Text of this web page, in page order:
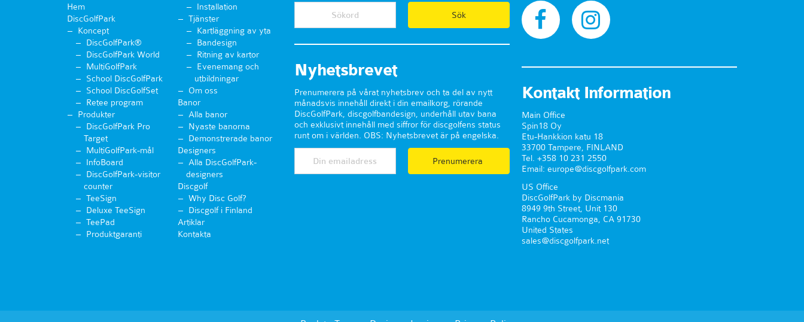
Hem
DiscGolfPark
Koncept
DiscGolfPark®
DiscGolfPark World
MultiGolfPark
School DiscGolfPark
School DiscGolfSet
Retee program
Produkter
DiscGolfPark Pro
Target
MultiGolfPark-mål
InfoBoard
DiscGolfPark-visitor
counter
TeeSign
Deluxe TeeSign
TeePad
Produktgaranti
Installation
Tjänster
Kartläggning av yta
Bandesign
Ritning av kartor
Evenemang och
utbildningar
Om oss
Banor
Alla banor
Nyaste banorna
Demonstrerade banor
Designers
Alla DiscGolfPark-
designers
Discgolf
Why Disc Golf?
Discgolf i Finland
Artiklar
Kontakta
Nyhetsbrevet
Prenumerera på vårat nyhetsbrev och ta del av nytt
månadsvis innehåll direkt i din emailkorg, rörande
DiscGolfPark, discgolfbandesign, underhåll utav bana
och exklusivt innehåll med siffror för discgolfens status
runt om i världen. OBS: Nyhetsbrevet är på engelska.
Prenumerera
Kontakt Information
Main Office
Spin18 Oy
Etu-Hankkion katu 18
33700 Tampere, FINLAND
Tel. +358 10 231 2550
Email: europe@discgolfpark.com
US Office
DiscGolfPark by Discmania
8949 9th Street, Unit 130
Rancho Cucamonga, CA 91730
United States
sales@discgolfpark.net